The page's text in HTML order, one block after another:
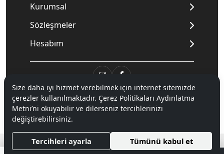
Kurumsal
Sözleşmeler
Hesabım
© 2020Mnpc. Tüm hakları saklıdır.
Hipotenüs Yeni Nesil E-Ticaret Sistemleri ile Hazırlanmıştır.
Size daha iyi hizmet verebilmek için internet sitemizde
çerezler kullanılmaktadır. Çerez Politikaları Aydınlatma
Metni’ni okuyabilir ve dilerseniz tercihlerinizi
değiştirebilirsiniz.
Tercihleri ayarla Tümünü kabul et